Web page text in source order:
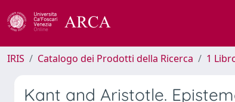
IRIS Catalogo dei Prodotti della Ricerca 1
Kant and Aristotle.